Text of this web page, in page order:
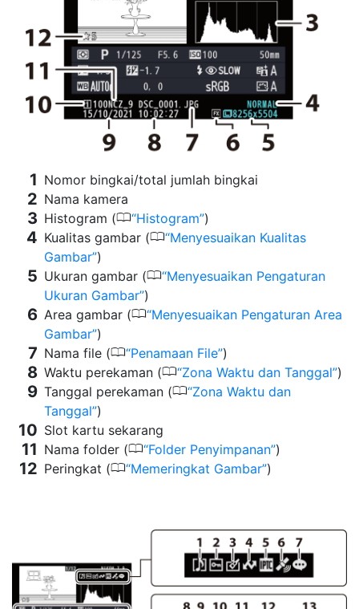
Nomor bingkai/total jumlah bingkai
Nama kamera
Histogram (0 Histogram )
Kualitas gambar (0 Menyesuaikan Kualitas
Gambar )
Ukuran gambar (0 Menyesuaikan Pengaturan
Ukuran Gambar )
Area gambar (0 Menyesuaikan Pengaturan Area
Gambar )
Nama file (0 Penamaan File )
Waktu perekaman (0 Zona Waktu dan Tanggal )
Tanggal perekaman (0 Zona Waktu dan
Tanggal )
Slot kartu sekarang
Nama folder (0 Folder Penyimpanan )
Peringkat (0 Memeringkat Gambar )